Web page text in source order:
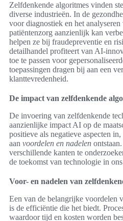
Zelfdenkende algoritmes vinden
diverse industrieën. In de
voor diagnostiek en het
patiëntenzorg aanzienlijk kan
helpen ze bij fraudepreventie en
detailhandel profiteert van AI-
toe te passen voor
toepassingen dragen bij aan een
klanttevredenheid.
De impact van zelfdenkende
De invoering van zelfdenkende
aanzienlijke impact AI op de
positieve als negatieve aspecten
aan voordelen en nadelen
verschillende kanten te
de toekomst van technologie in
Voor- en nadelen van
Een van de belangrijke voordelen
is de efficiëntie die het biedt.
waardoor tijd en kosten worden